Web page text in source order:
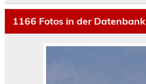
1166 Fotos in der Datenbank